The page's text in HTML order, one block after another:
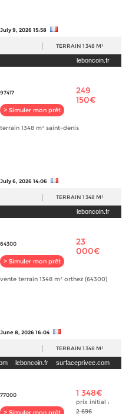
July 9, 2026 15:58
TERRAIN 1 348 M²
leboncoin.fr
97417
> Simuler mon prêt
249
150€
terrain 1348 m² saint-denis
July 6, 2026 14:06
TERRAIN 1 348 M²
leboncoin.fr
64300
> Simuler mon prêt
23
000€
vente terrain 1348 m² orthez (64300)
June 8, 2026 16:04
TERRAIN 1 348 M²
leboncoin.fr surfaceprivee.com
77000 1 348€
prix initial :
2 696